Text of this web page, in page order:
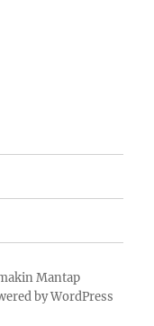
Mantap
by WordPress